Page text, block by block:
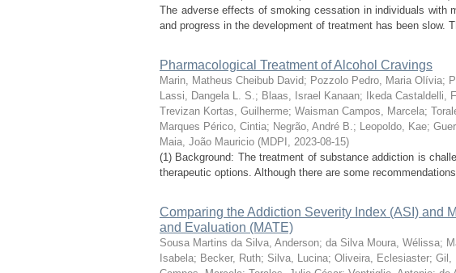
The adverse effects of smoking cessation in individuals with
and progress in the development of treatment has been slow.
Pharmacological Treatment of Alcohol Cravings
Marin, Matheus Cheibub David; Pozzolo Pedro, Maria Olívia;
Lassi, Dangela L. S.; Blaas, Israel Kanaan; Ikeda Castaldelli,
Trevizan Kortas, Guilherme; Waisman Campos, Marcela;
Marques Périco, Cintia; Negrão, André B.; Leopoldo, Kae;
Maia, João Mauricio (MDPI , 2023-08-15)
(1) Background: The treatment of substance addiction is
therapeutic options. Although there are some
Comparing the Addiction Severity Index (ASI) and
and Evaluation (MATE)
Sousa Martins da Silva, Anderson; da Silva Moura, Wélissa;
Isabela; Becker, Ruth; Silva, Lucina; Oliveira, Eclesiaster; Gil,